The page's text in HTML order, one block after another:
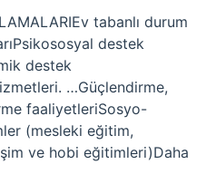
tabanlı durum
destek
destek
…Güçlendirme,
faaliyetleriSosyo-
(mesleki eğitim,
ve hobi eğitimleri)Daha